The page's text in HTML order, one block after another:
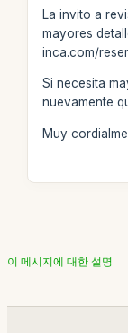
La invito a
mayores
inca.com/
Si necesita
nuevamente
Muy
이 메시지에 대한 설명